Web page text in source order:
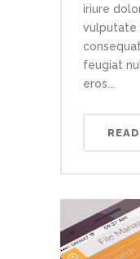
iriure
vulputate
feugiat
eros...